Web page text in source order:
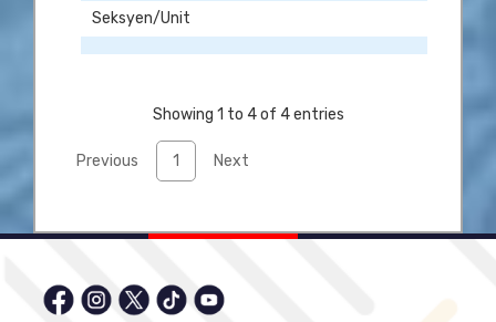
Seksyen/Unit
Showing 1 to 4 of 4 entries
Previous 1 Next